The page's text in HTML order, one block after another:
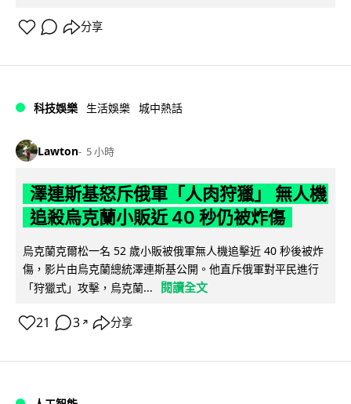
分享
科技娛樂 生活娛樂 城中熱話
Lawton 5 小時
澤連斯基怒斥俄軍「人肉狩獵」 無人機
追殺烏克蘭小販近 40 秒仍被炸傷
烏克蘭克爾松一名 52 歲小販被俄軍無人機追擊近 40 秒後被炸
傷，影片由烏克蘭總統澤連斯基公開。他直斥俄軍對平民進行
「狩獵式」攻擊，烏克蘭...
閱讀全文
21 3 ↗ 分享